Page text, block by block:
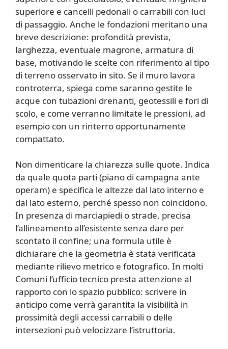
superiore e cancelli pedonali o carrabili con luci
di passaggio. Anche le fondazioni meritano una
breve descrizione: profondità prevista,
larghezza, eventuale magrone, armatura di
base, motivando le scelte con riferimento al tipo
di terreno osservato in sito. Se il muro lavora
controterra, spiega come saranno gestite le
acque con tubazioni drenanti, geotessili e fori di
scolo, e come verranno limitate le pressioni, ad
esempio con un rinterro opportunamente
compattato.
Non dimenticare la chiarezza sulle quote. Indica
da quale quota parti (piano di campagna ante
operam) e specifica le altezze dal lato interno e
dal lato esterno, perché spesso non coincidono.
In presenza di marciapiedi o strade, precisa
l’allineamento all’esistente senza dare per
scontato il confine; una formula utile è
dichiarare che la geometria è stata verificata
mediante rilievo metrico e fotografico. In molti
Comuni l’ufficio tecnico presta attenzione al
rapporto con lo spazio pubblico: scrivere in
anticipo come verrà garantita la visibilità in
prossimità degli accessi carrabili o delle
intersezioni può velocizzare l’istruttoria.